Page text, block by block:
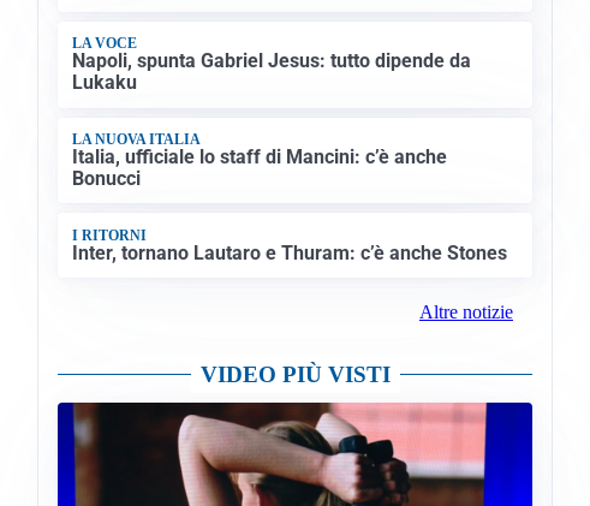
LA VOCE
Napoli, spunta Gabriel Jesus: tutto dipende da
Lukaku
LA NUOVA ITALIA
Italia, ufficiale lo staff di Mancini: c’è anche
Bonucci
I RITORNI
Inter, tornano Lautaro e Thuram: c’è anche Stones
Altre notizie
VIDEO PIÙ VISTI